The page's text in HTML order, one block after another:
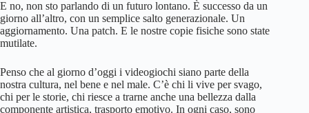
E no, non sto parlando di un futuro lontano. È successo da un
giorno all’altro, con un semplice salto generazionale. Un
aggiornamento. Una patch. E le nostre copie fisiche sono state
mutilate.
Penso che al giorno d’oggi i videogiochi siano parte della
nostra cultura, nel bene e nel male. C’è chi li vive per svago,
chi per le storie, chi riesce a trarne anche una bellezza dalla
componente artistica, trasporto emotivo. In ogni caso, sono